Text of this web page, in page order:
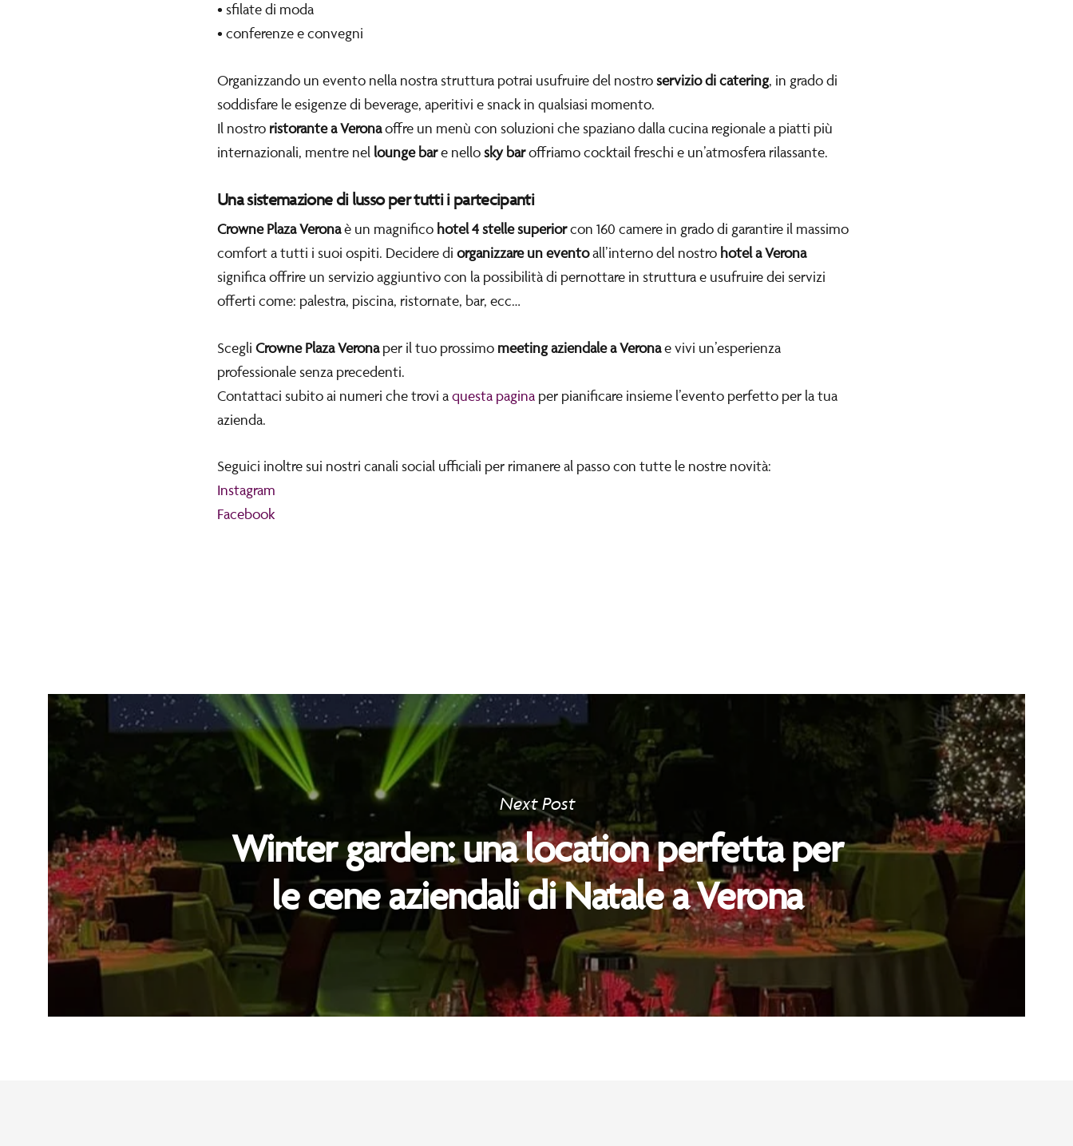
• sfilate di moda
• conferenze e convegni
Organizzando un evento nella nostra struttura potrai usufruire del nostroservizio di catering, in grado di
soddisfare le esigenze di beverage, aperitivi e snack in qualsiasi momento.
Il nostro ristorante a Veronaoffre un menù con soluzioni che spaziano dalla cucina regionale a piatti più
internazionali, mentre nel lounge bare nellosky baroffriamo cocktail freschi e un’atmosfera rilassante.
Una sistemazione di lusso per tutti i partecipanti
Crowne Plaza Veronaè un magnifico hotel 4 stelle superiorcon 160 camere in grado di garantire il massimo
comfort a tutti i suoi ospiti. Decidere di organizzare un eventoall’interno del nostro hotel a Verona
significa offrire un servizio aggiuntivo con la possibilità di pernottare in struttura e usufruire dei servizi
offerti come: palestra, piscina, ristornate, bar, ecc…
Scegli Crowne Plaza Veronaper il tuo prossimo meeting aziendale a Veronae vivi un’esperienza
professionale senza precedenti.
Contattaci subito ai numeri che trovi aquesta pagina per pianificare insieme l’evento perfetto per la tua
azienda.
Seguici inoltre sui nostri canali social ufficiali per rimanere al passo con tutte le nostre novità:
Instagram
Facebook
Next Post
Winter garden: una location perfetta per
le cene aziendali di Natale a Verona